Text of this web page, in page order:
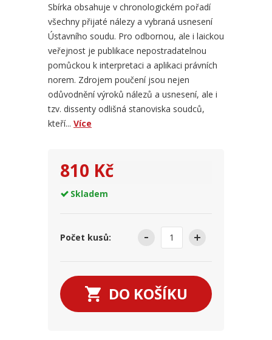
Sbírka obsahuje v chronologickém pořadí
všechny přijaté nálezy a vybraná usnesení
Ústavního soudu. Pro odbornou, ale i laickou
veřejnost je publikace nepostradatelnou
pomůckou k interpretaci a aplikaci právních
norem. Zdrojem poučení jsou nejen
odůvodnění výroků nálezů a usnesení, ale i
tzv. dissenty odlišná stanoviska soudců,
kteří... Více
810 Kč
Skladem
Počet kusů:
DO KOŠÍKU